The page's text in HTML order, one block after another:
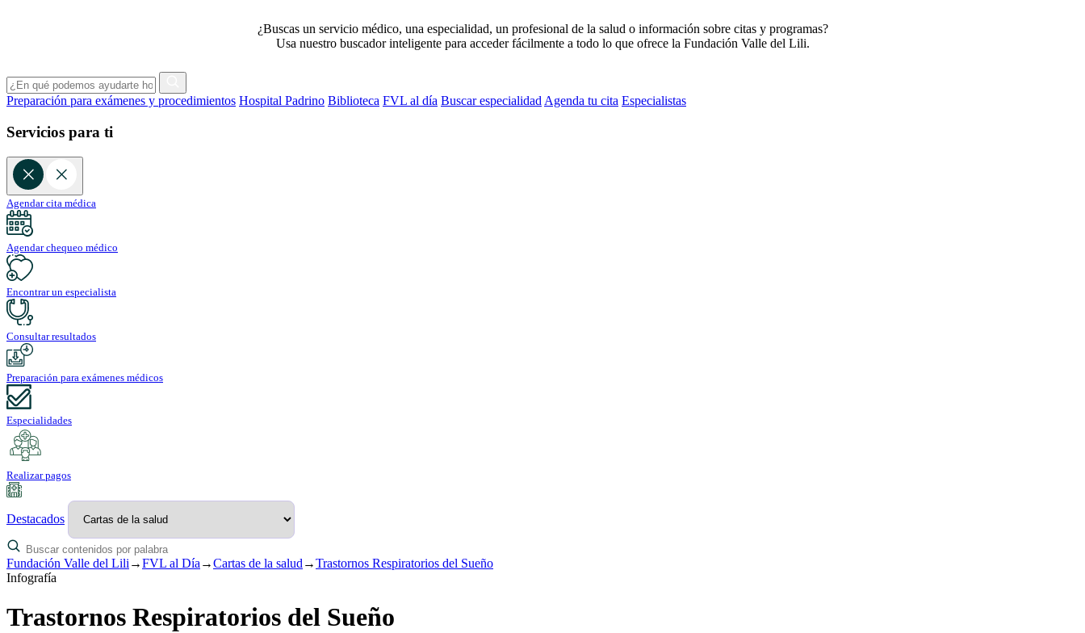
¿Buscas un servicio médico, una especialidad, un profesional de la salud o información sobre citas y programas?
Usa nuestro buscador inteligente para acceder fácilmente a todo lo que ofrece la Fundación Valle del Lili.
Preparación para exámenes y procedimientos Hospital Padrino Biblioteca FVL al día Buscar especialidad Agenda tu cita Especialistas
Servicios para ti
Agendar cita médica
Agendar chequeo médico
Encontrar un especialista
Consultar resultados
Preparación para exámenes médicos
Especialidades
Realizar pagos
Destacados
Fundación Valle del Lili →FVL al Día →Cartas de la salud →Trastornos Respiratorios del Sueño
Infografía
Trastornos Respiratorios del Sueño